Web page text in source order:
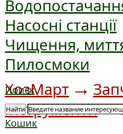
Насосні станції
Чищення,
Пилосмоки
Поиск
Найти
Кошик
ХозМарт →
інструменти→